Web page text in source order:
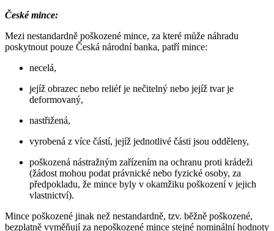
České mince:
Mezi nestandardně poškozené mince, za které může náhradu
poskytnout pouze Česká národní banka, patří mince:
necelá,
jejíž obrazec nebo reliéf je nečitelný nebo jejíž tvar je
deformovaný,
nastřižená,
vyrobená z více částí, jejíž jednotlivé části jsou odděleny,
poškozená nástražným zařízením na ochranu proti krádeži
(žádost mohou podat právnické nebo fyzické osoby, za
předpokladu, že mince byly v okamžiku poškození v jejich
vlastnictví).
Mince poškozené jinak než nestandardně, tzv. běžně poškozené,
bezplatně vyměňují za nepoškozené mince stejné nominální hodnoty